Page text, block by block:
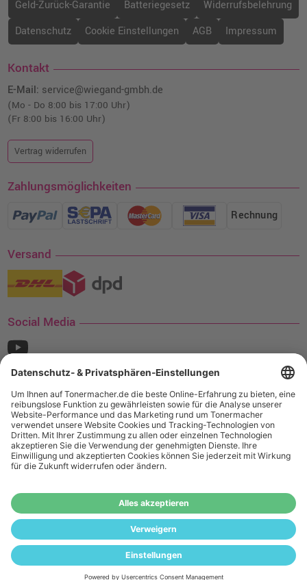
Geld-Zurück-Garantie Batteriegesetz
Widerrufsbelehrung
Datenschutz
Cookie Einstellungen AGB Impressum
Kontakt
E-Mail: service@wiegand-gmbh.de
(Mo - Do 8:00 bis 17:00 Uhr)
(Fr 8:00 bis 16:00 Uhr)
Vertrag widerrufen
Zahlungsmöglichkeiten
Rechnung
Versand
Social Media
¹ Nur gültig für den Versand innerhalb Deutschlands. Befindet sich ein Warenwert
von mindestens 35€ (inkl. Mwst.) an Ampertec Artikeln in Ihrem Warenkorb, ist der
Versand für Sie kostenfrei.
Das Angebot von tonermacher.de richtet sich
nicht an Wiederverkäufer. Wenn Sie Wiederverkäufer sind,
registrieren Sie sich bitte in unserem Händler-Portal
www.tonerhersteller.de